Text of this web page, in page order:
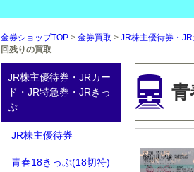
金券ショップTOP > 金券買取 > JR株主優待券・
回残りの買取
青
JR株主優待券・JRカー
ド・JR特急券・JRきっ
ぷ
JR株主優待券
青春18きっぷ(18切符)